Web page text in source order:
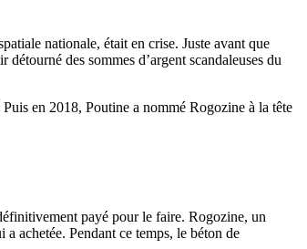
nationale, était en crise. Juste avant que
des sommes d’argent scandaleuses du
Puis en 2018, Poutine a nommé Rogozine à la tête
payé pour le faire. Rogozine, un
achetée. Pendant ce temps, le béton de